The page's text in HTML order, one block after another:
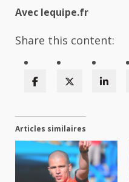
Avec lequipe.fr
Share this content:
Articles similaires